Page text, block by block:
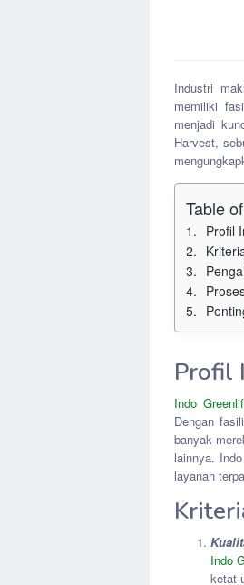
Industri
memiliki
menjadi
Harvest,
Table
Profil
Profil
Indo
Dengan
banyak
lainnya.
layanan
Indo
ketat